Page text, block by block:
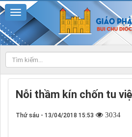
Nỗi thầm kín chốn tu
Thứ sáu - 13/04/2018 15:53 3034